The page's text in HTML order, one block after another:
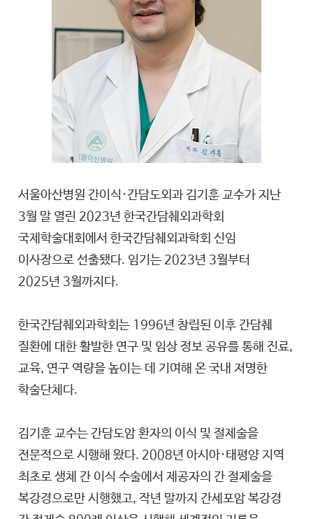
서울아산병원 간이식·간담도외과 김기훈 교수가 지난
3월 말 열린 2023년 한국간담췌외과학회
국제학술대회에서 한국간담췌외과학회 신임
이사장으로 선출됐다. 임기는 2023년 3월부터
2025년 3월까지다.
한국간담췌외과학회는 1996년 창립된 이후 간담췌
질환에 대한 활발한 연구 및 임상 정보 공유를 통해 진료,
교육, 연구 역량을 높이는 데 기여해 온 국내 저명한
학술단체다.
김기훈 교수는 간담도암 환자의 이식 및 절제술을
전문적으로 시행해 왔다. 2008년 아시아·태평양 지역
최초로 생체 간 이식 수술에서 제공자의 간 절제술을
복강경으로만 시행했고, 작년 말까지 간세포암 복강경